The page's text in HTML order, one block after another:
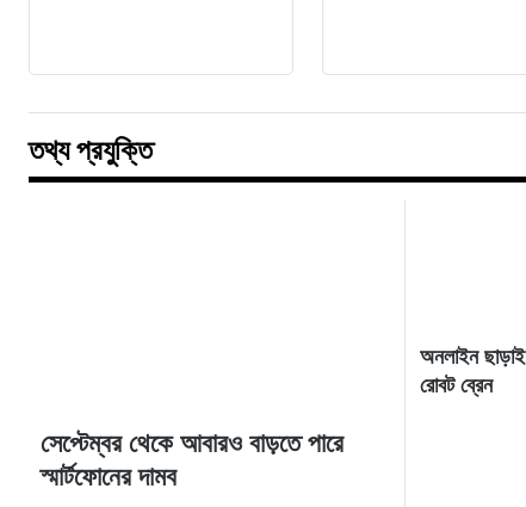
তথ্য প্রযুক্তি
সেপ্টেম্বর থেকে আবারও বাড়তে পারে
স্মার্টফোনের দামব
অনলাইন
রোবট ব্রেন